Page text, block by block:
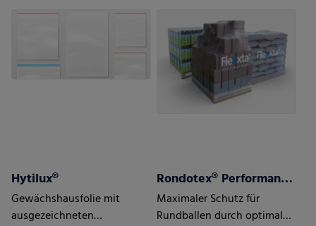
Bodenfaltenbeutel,
Flexibilität. Mit bis zu 35 %
PCR-Anteil.
Hytilux®
Gewächshausfolie mit
ausgezeichneten
Rondotex® Performance+ CE
Maximaler Schutz für
Rundballen durch optimale